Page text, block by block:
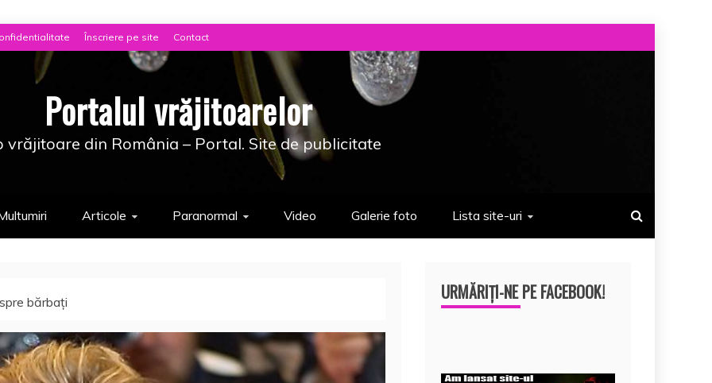
Înscriere pe site Contact
Portalul vrăjitoarelor
vrăjitoare din România – Portal. Site de publicitate
Articole Paranormal Video Galerie foto Lista site-uri
bărbaţi URMĂRIȚI-NE PE FACEBOOK!